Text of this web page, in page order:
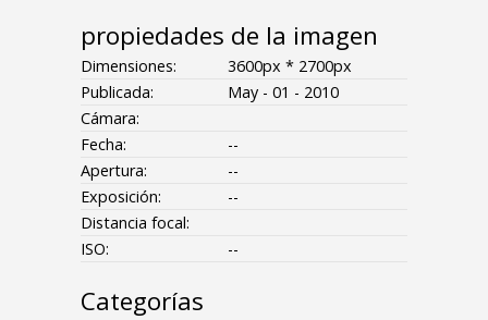
propiedades de la imagen
Dimensiones:
3600px * 2700px
Publicada:
May - 01 - 2010
Cámara:
Fecha:
--
Apertura:
--
Exposición:
--
Distancia focal:
ISO:
--
Categorías